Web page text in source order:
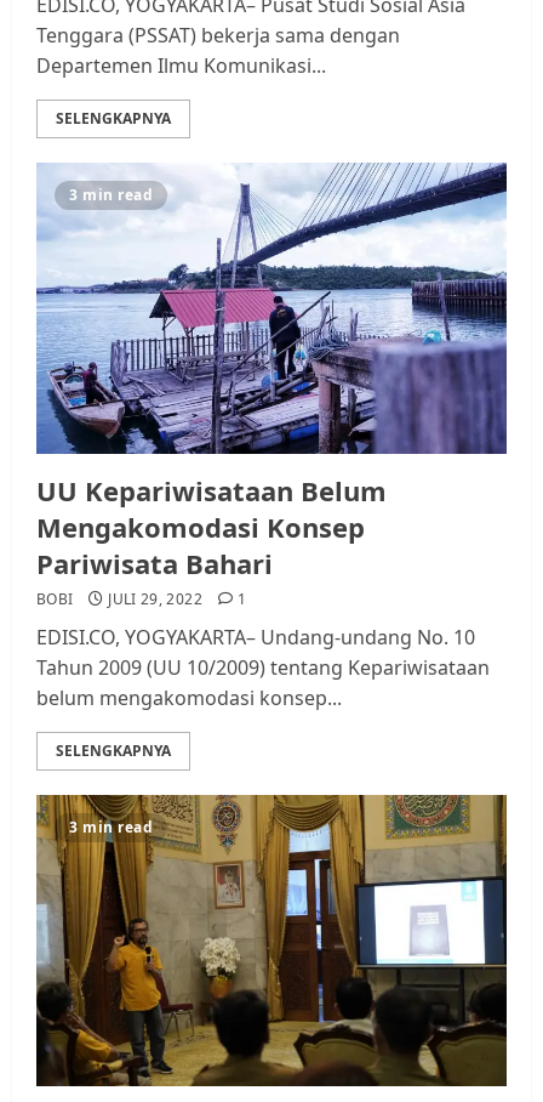
Tenggara (PSSAT) bekerja sama dengan
Departemen Ilmu Komunikasi...
SELENGKAPNYA
3 min read
UU Kepariwisataan Belum
Mengakomodasi Konsep
Pariwisata Bahari
BOBI JULI 29, 2022 1
EDISI.CO, YOGYAKARTA– Undang-undang No. 10
Tahun 2009 (UU 10/2009) tentang Kepariwisataan
belum mengakomodasi konsep...
SELENGKAPNYA
3 min read